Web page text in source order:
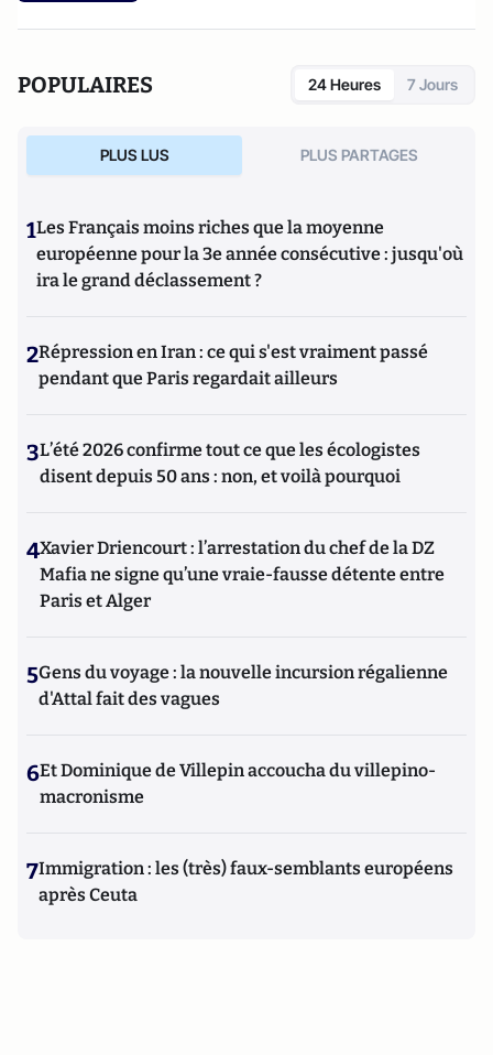
POPULAIRES 24 Heures 7 Jours
PLUS LUS PLUS PARTAGES
1Les Français moins riches que la moyenne
européenne pour la 3e année consécutive : jusqu'où
ira le grand déclassement ?
2Répression en Iran : ce qui s'est vraiment passé
pendant que Paris regardait ailleurs
3L’été 2026 confirme tout ce que les écologistes
disent depuis 50 ans : non, et voilà pourquoi
4Xavier Driencourt : l’arrestation du chef de la DZ
Mafia ne signe qu’une vraie-fausse détente entre
Paris et Alger
5Gens du voyage : la nouvelle incursion régalienne
d'Attal fait des vagues
6Et Dominique de Villepin accoucha du villepino-
macronisme
7Immigration : les (très) faux-semblants européens
après Ceuta